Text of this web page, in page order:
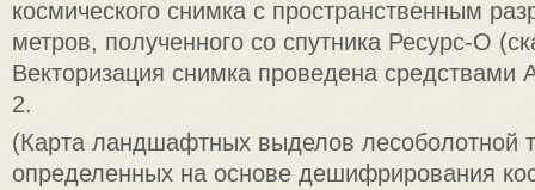
космического снимка с пространственным
метров, полученного со спутника Ресурс-О
Векторизация снимка проведена средствами
2.
(Карта ландшафтных выделов лесоболотной
определенных на основе дешифрирования